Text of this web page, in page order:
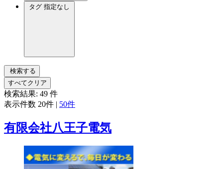
タグ 指定なし
検索する
すべてクリア
検索結果: 49 件
表示件数 20件 | 50件
有限会社八王子電気